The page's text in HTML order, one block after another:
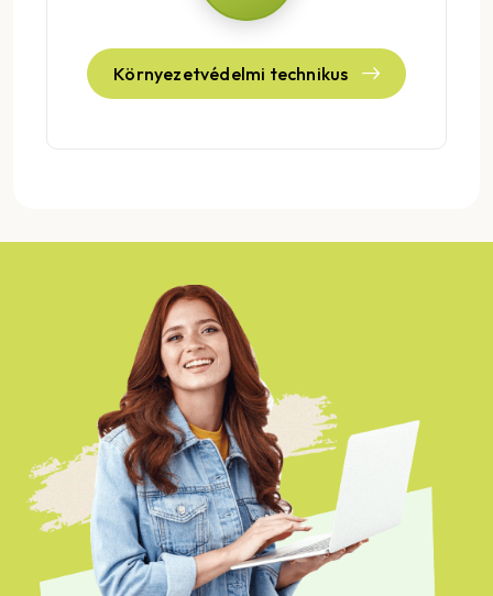
Környezetvédelmi technikus